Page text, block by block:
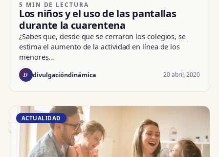
5 MIN DE LECTURA
Los niños y el uso de las pantallas
durante la cuarentena
¿Sabes que, desde que se cerraron los colegios, se
estima el aumento de la actividad en línea de los
menores…
D divulgacióndinámica 20 abril, 2020
ACTUALIDAD